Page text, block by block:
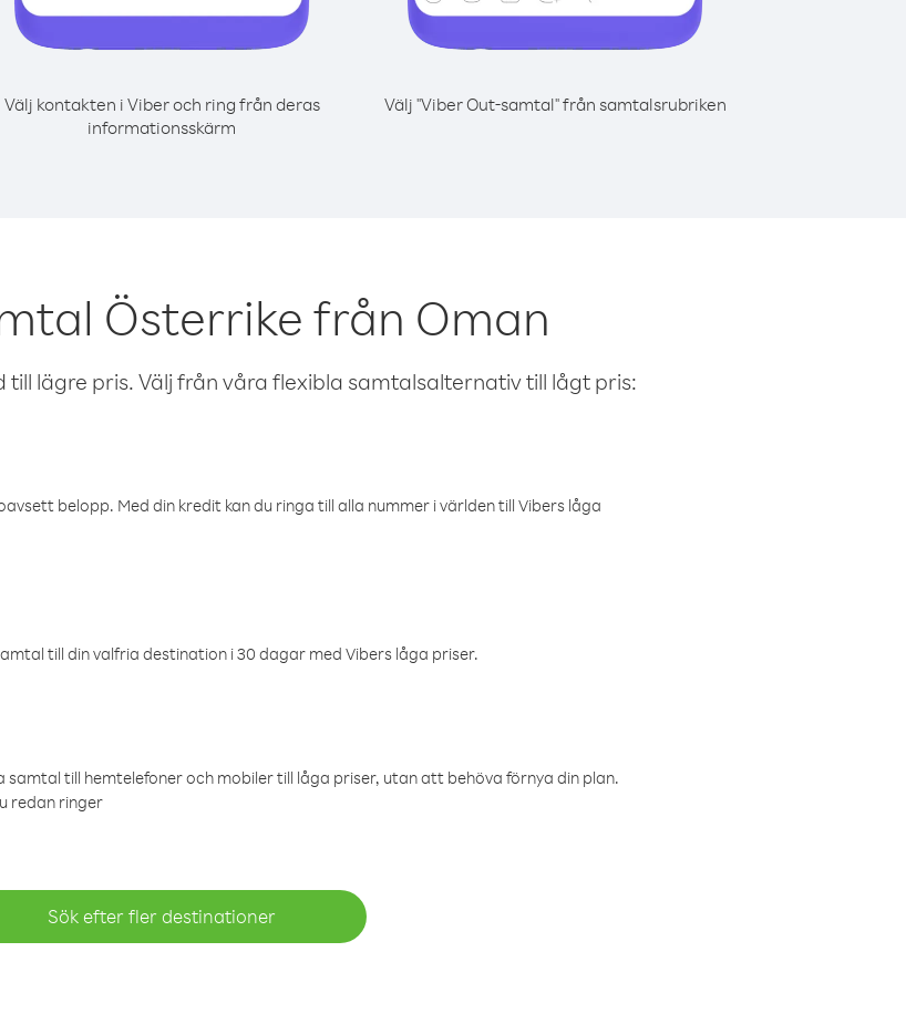
Välj kontakten i Viber och ring från deras
informationsskärm
Välj "Viber Out-samtal" från samtalsrubriken
Österrike från Oman
lägre pris. Välj från våra flexibla samtalsalternativ till lågt pris:
belopp. Med din kredit kan du ringa till alla nummer i världen till Vibers låga
till din valfria destination i 30 dagar med Vibers låga priser.
till hemtelefoner och mobiler till låga priser, utan att behöva förnya din plan.
redan ringer
Sök efter fler destinationer